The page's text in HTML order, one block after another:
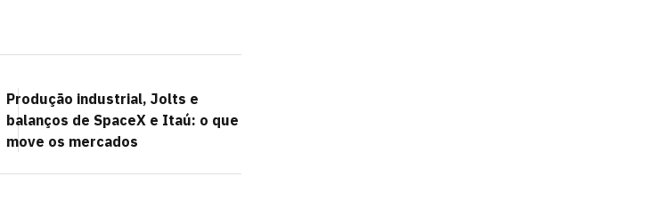
Produção industrial, Jolts e
balanços de SpaceX e Itaú: o que
move os mercados